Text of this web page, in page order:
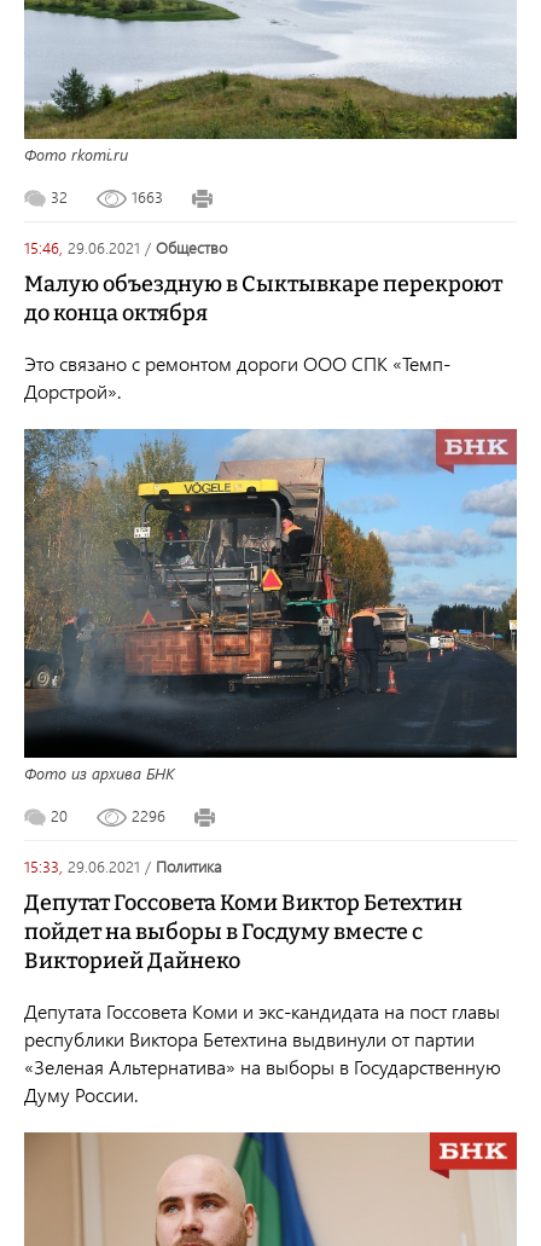
Фото rkomi.ru
32 1663
15:46, 29.06.2021 / общество
Малую объездную в Сыктывкаре перекроют
до конца октября
Это связано с ремонтом дороги ООО СПК «Темп-
Дорстрой».
Фото из архива БНК
20 2296
15:33, 29.06.2021 / политика
Депутат Госсовета Коми Виктор Бетехтин
пойдет на выборы в Госдуму вместе с
Викторией Дайнеко
Депутата Госсовета Коми и экс-кандидата на пост главы
республики Виктора Бетехтина выдвинули от партии
«Зеленая Альтернатива» на выборы в Государственную
Думу России.